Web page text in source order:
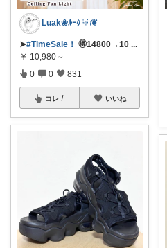
Luak❀ﾙｰｸ ⿻❦
➤#TimeSale！ 🉐14800→10 ...
￥ 10,980～
0 0 831
コレ いいね